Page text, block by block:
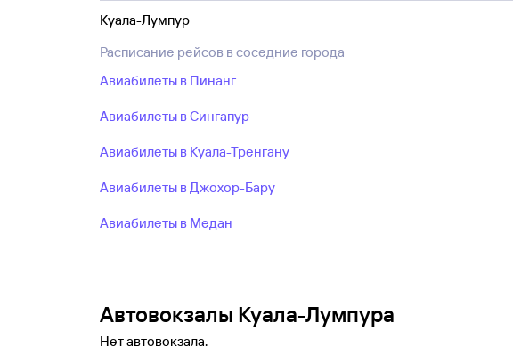
Куала-Лумпур
Расписание рейсов в соседние города
Авиабилеты в Пинанг
Авиабилеты в Сингапур
Авиабилеты в Куала-Тренгану
Авиабилеты в Джохор-Бару
Авиабилеты в Медан
Автовокзалы Куала-Лумпура
Нет автовокзала.